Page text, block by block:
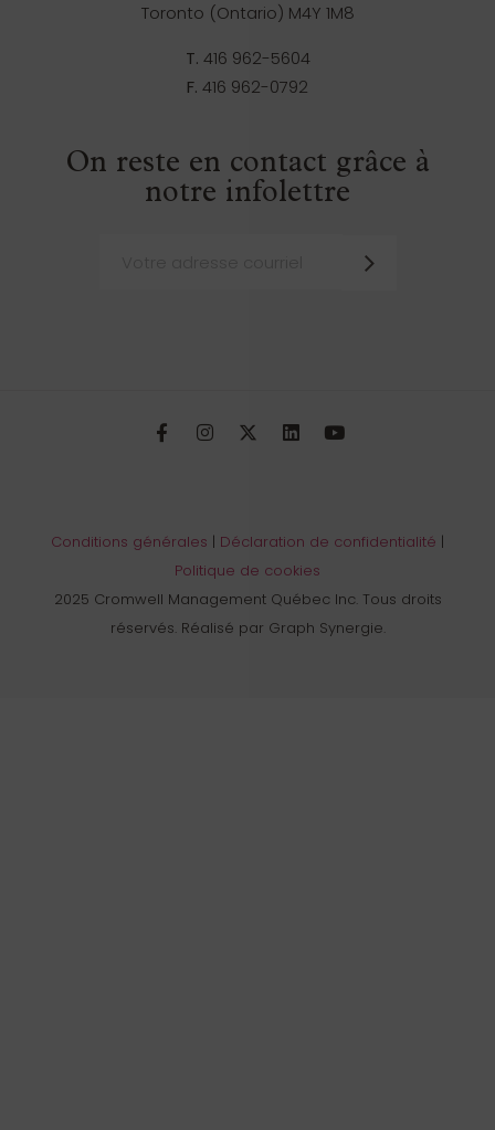
Toronto (Ontario) M4Y 1M8
T. 416 962-5604
F. 416 962-0792
On reste en contact grâce à
notre infolettre
Conditions générales | Déclaration de confidentialité |
Politique de cookies
2025 Cromwell Management Québec Inc. Tous droits
réservés. Réalisé par Graph Synergie.